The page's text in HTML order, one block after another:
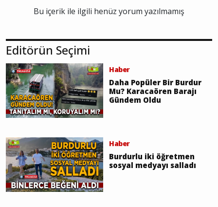
Bu içerik ile ilgili henüz yorum yazılmamış
Editörün Seçimi
Haber
Daha Popüler Bir Burdur
Mu? Karacaören Barajı
Gündem Oldu
Haber
Burdurlu iki öğretmen
sosyal medyayı salladı